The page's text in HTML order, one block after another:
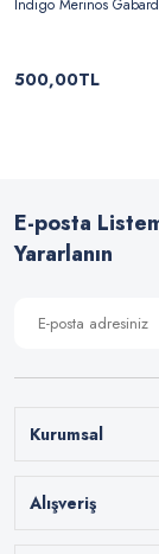
İndigo Merinos
500,00TL
E-posta
Yararlanın
Kurumsal
Alışveriş